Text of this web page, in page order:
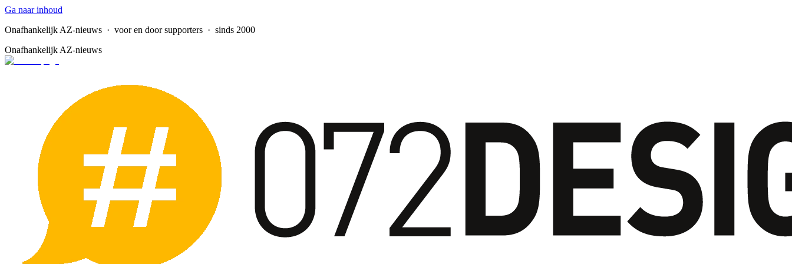
Ga naar inhoud
Onafhankelijk AZ-nieuws · voor en door supporters · sinds 2000
Onafhankelijk AZ-nieuws